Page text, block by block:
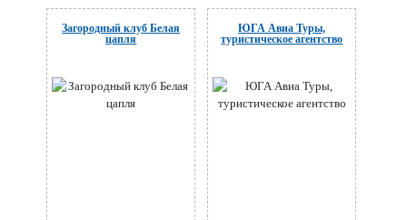
Загородный клуб Белая
цапля
ЮГА Авиа Туры,
туристическое агентство